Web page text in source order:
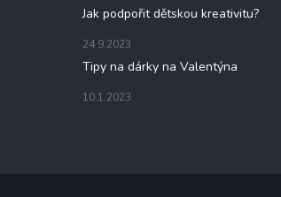
Jak podpořit dětskou kreativitu?
24.9.2023
Tipy na dárky na Valentýna
10.1.2023